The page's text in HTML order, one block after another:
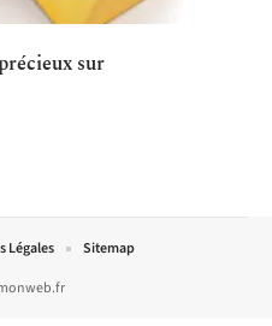
sur
Légales Sitemap